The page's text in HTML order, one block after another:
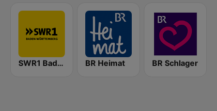
SWR1 Baden-Württemberg BR Heimat BR Schlager